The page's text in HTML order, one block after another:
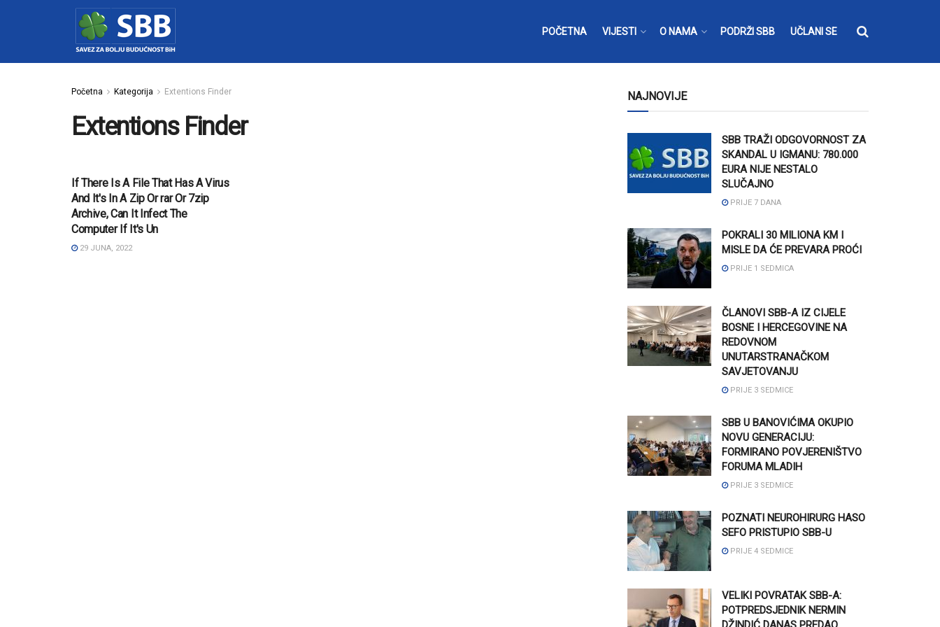
POČETNA VIJESTI O NAMA PODRŽI SBB UČLANI SE
Početna Kategorija Extentions Finder
Extentions Finder
If There Is A File That Has A Virus
And It's In A Zip Or rar Or 7zip
Archive, Can It Infect The
Computer If It's Un
29 JUNA, 2022
NAJNOVIJE
SBB TRAŽI ODGOVORNOST ZA
SKANDAL U IGMANU: 780.000
EURA NIJE NESTALO
SLUČAJNO
PRIJE 7 DANA
POKRALI 30 MILIONA KM I
MISLE DA ĆE PREVARA PROĆI
PRIJE 1 SEDMICA
ČLANOVI SBB-A IZ CIJELE
BOSNE I HERCEGOVINE NA
REDOVNOM
UNUTARSTRANAČKOM
SAVJETOVANJU
PRIJE 3 SEDMICE
SBB U BANOVIĆIMA OKUPIO
NOVU GENERACIJU:
FORMIRANO POVJERENIŠTVO
FORUMA MLADIH
PRIJE 3 SEDMICE
POZNATI NEUROHIRURG HASO
SEFO PRISTUPIO SBB-U
PRIJE 4 SEDMICE
VELIKI POVRATAK SBB-A:
POTPREDSJEDNIK NERMIN